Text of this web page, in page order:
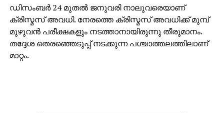
സഞ്ജു സാംസണിന്റെ കന്നി സെഞ്ച്വറിയില്‍
ഡല്‍ഹി പൂനെയെ തരിപ്പണമാക്കി
ഡിസംബര്‍ 24 മുതല്‍ ജനുവരി നാലുവരെയാണ്
ക്രിസ്മസ് അവധി. നേരത്തെ ക്രിസ്മസ് അവധിക്ക് മുമ്പ്
മുഴുവന്‍ പരീക്ഷകളും നടത്താനായിരുന്നു തീരുമാനം.
തദ്ദേശ തെരഞ്ഞെടുപ്പ് നടക്കുന്ന പശ്ചാത്തലത്തിലാണ്
മാറ്റം.